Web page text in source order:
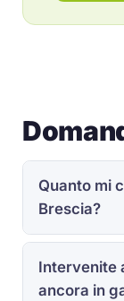
Quanto mi
Brescia?
Intervenite
ancora in